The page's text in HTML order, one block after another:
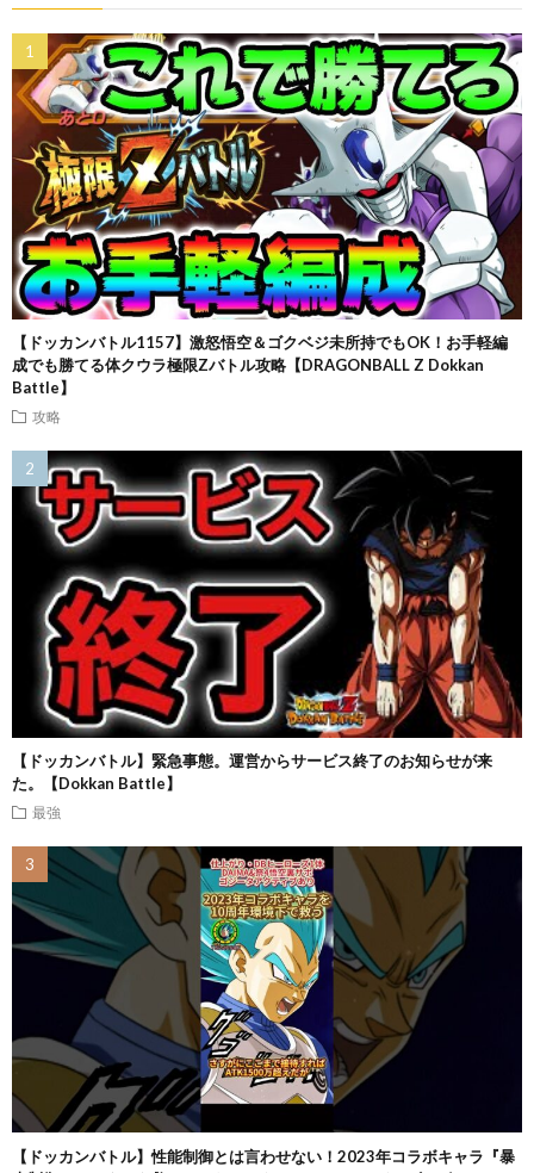
【ドッカンバトル1157】激怒悟空＆ゴクベジ未所持でもOK！お手軽編
成でも勝てる体クウラ極限Zバトル攻略【DRAGONBALL Z Dokkan
Battle】
攻略
【ドッカンバトル】緊急事態。運営からサービス終了のお知らせが来
た。【Dokkan Battle】
最強
【ドッカンバトル】性能制御とは言わせない！2023年コラボキャラ『暴